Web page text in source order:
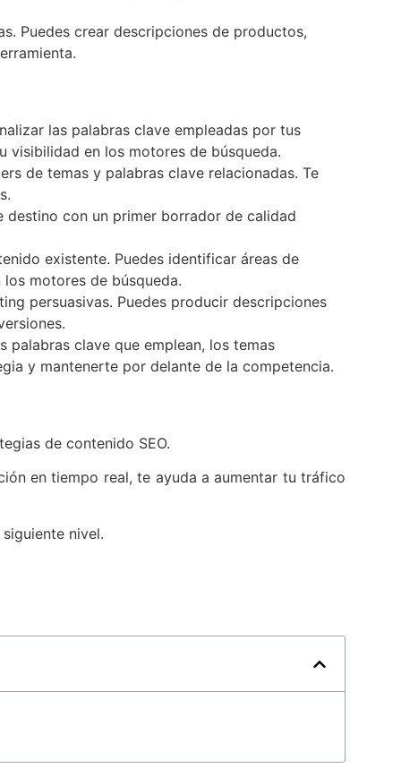
Puedes crear descripciones de productos,
las palabras clave empleadas por tus
visibilidad en los motores de búsqueda.
de temas y palabras clave relacionadas. Te
con un primer borrador de calidad
existente. Puedes identificar áreas de
motores de búsqueda.
persuasivas. Puedes producir descripciones
clave que emplean, los temas
y mantenerte por delante de la competencia.
de contenido SEO.
en tiempo real, te ayuda a aumentar tu tráfico
nivel.